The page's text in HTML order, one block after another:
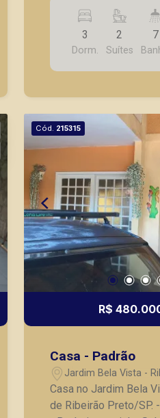
terrenos; - Barracão
quartos com
Banheiro social; - Sala
- Sala para 3
Cozinha com
Lago com peixes; -
Varias vagas de garagem. A
tem como objetivo
clientes com
locação, vendas de
usados ou mesmo
lançamentos da cidade
Preto.
3
Dorm.
2
Suítes
7
Cód. 215315
R$
Casa - Padrão
Jardim Bela Vista -
Casa no Jardim Bela
de Ribeirão Preto/SP. - 02 dormitórios;